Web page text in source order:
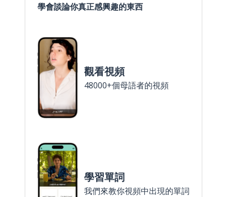
學會談論你真正感興趣的東西
觀看視頻
48000+個母語者的視頻
學習單詞
我們來教你視頻中出現的單詞